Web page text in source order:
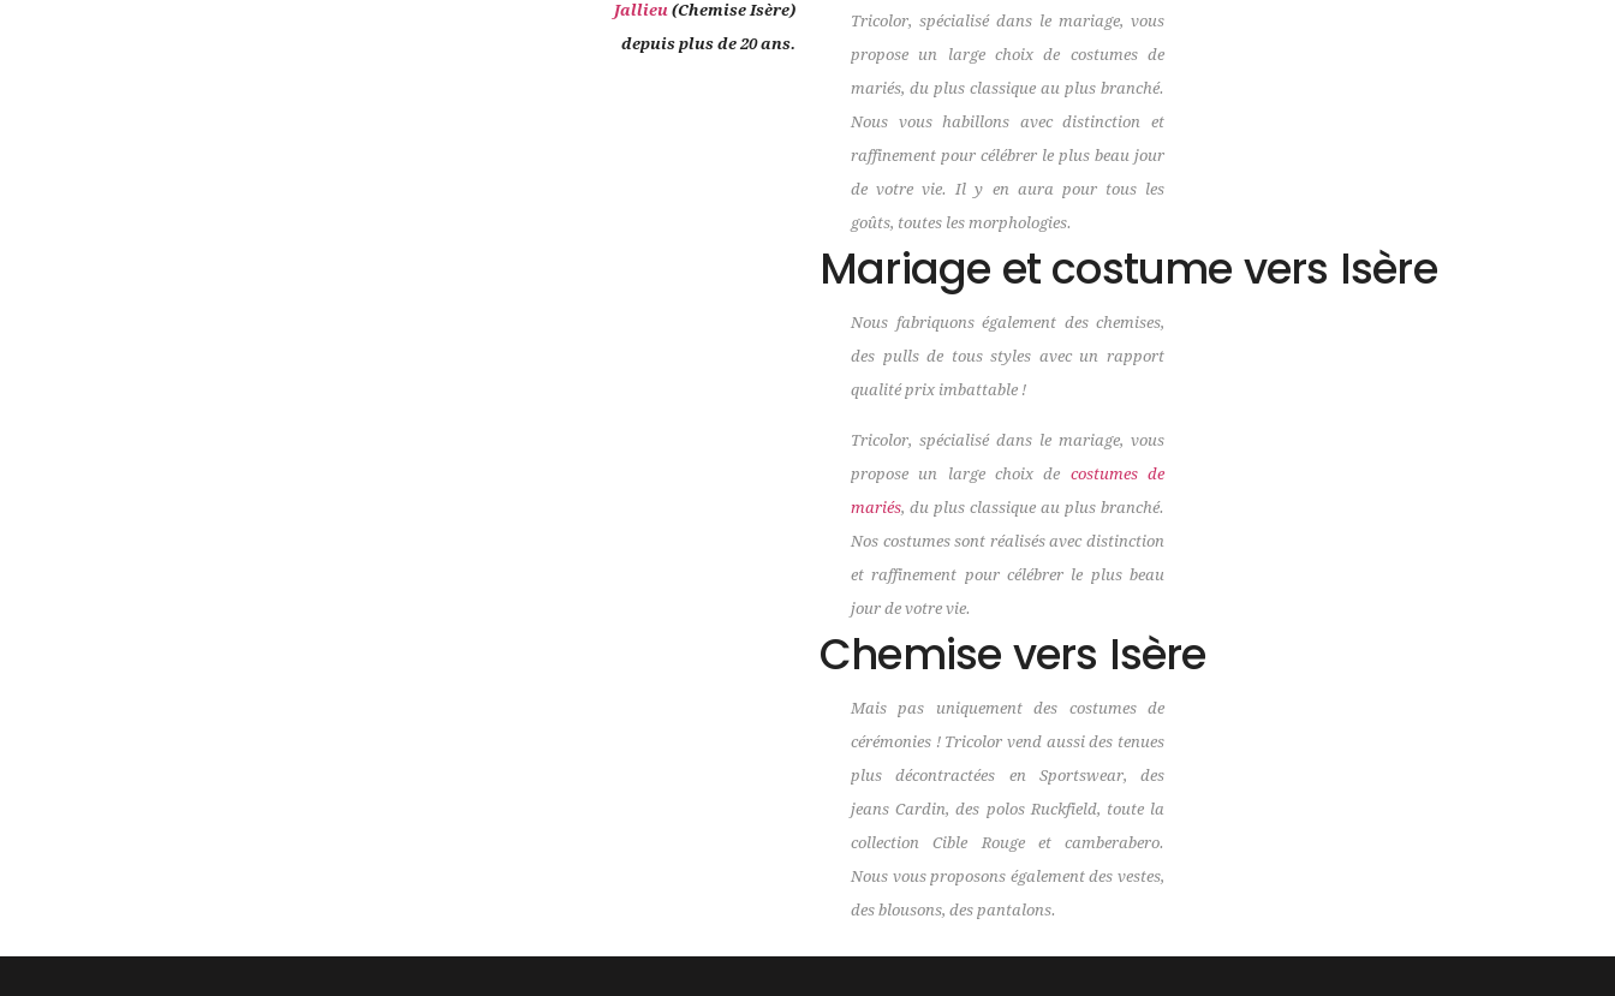
Tricolor, spécialisé dans le mariage, vous
propose un large choix de costumes de
mariés, du plus classique au plus branché.
Nous vous habillons avec distinction et
raffinement pour célébrer le plus beau jour
de votre vie. Il y en aura pour tous les
goûts, toutes les morphologies.
Mariage et costume vers Isère
Nous fabriquons également des chemises,
des pulls de tous styles avec un rapport
qualité prix imbattable !
Tricolor, spécialisé dans le mariage, vous
propose un large choix de costumes de
mariés, du plus classique au plus branché.
Nos costumes sont réalisés avec distinction
et raffinement pour célébrer le plus beau
jour de votre vie.
Chemise vers Isère
Mais pas uniquement des costumes de
cérémonies ! Tricolor vend aussi des tenues
plus décontractées en Sportswear, des
jeans Cardin, des polos Ruckfield, toute la
collection Cible Rouge et camberabero.
Nous vous proposons également des vestes,
des blousons, des pantalons.
Jallieu (Chemise Isère)
depuis plus de 20 ans.